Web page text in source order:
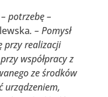
potrzebę –
. – Pomysł
przy realizacji
współpracy z
ze środków
urządzeniem,